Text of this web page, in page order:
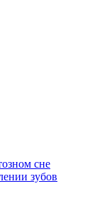
сне
зубов